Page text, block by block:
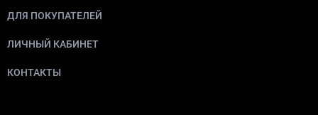
ДЛЯ ПОКУПАТЕЛЕЙ
ЛИЧНЫЙ КАБИНЕТ
КОНТАКТЫ